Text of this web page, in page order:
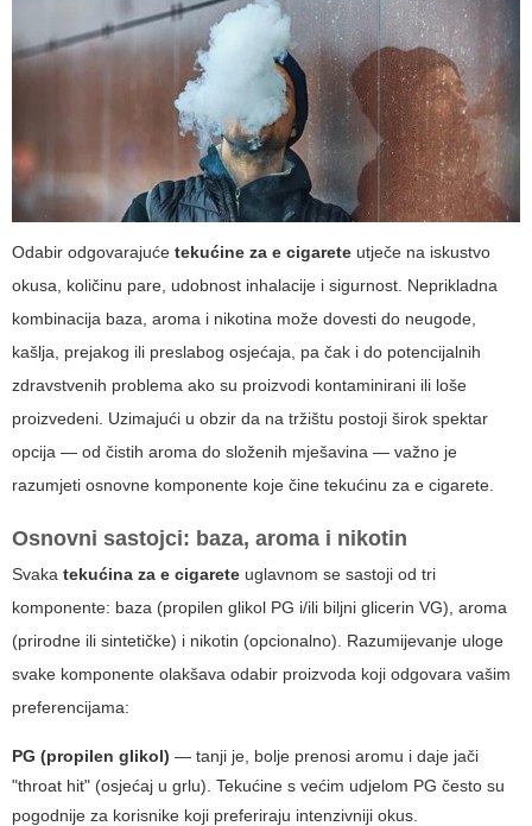
Odabir odgovarajuće tekućine za e cigarete utječe na iskustvo
okusa, količinu pare, udobnost inhalacije i sigurnost. Neprikladna
kombinacija baza, aroma i nikotina može dovesti do neugode,
kašlja, prejakog ili preslabog osjećaja, pa čak i do potencijalnih
zdravstvenih problema ako su proizvodi kontaminirani ili loše
proizvedeni. Uzimajući u obzir da na tržištu postoji širok spektar
opcija — od čistih aroma do složenih mješavina — važno je
razumjeti osnovne komponente koje čine tekućinu za e cigarete
Osnovni sastojci: baza, aroma i nikotin
Svaka tekućina za e cigarete uglavnom se sastoji od tri
komponente: baza (propilen glikol PG i/ili biljni glicerin VG), aroma
(prirodne ili sintetičke) i nikotin (opcionalno). Razumijevanje uloge
svake komponente olakšava odabir proizvoda koji odgovara vašim
preferencijama:
PG (propilen glikol) — tanji je, bolje prenosi aromu i daje jači
"throat hit" (osjećaj u grlu). Tekućine s većim udjelom PG često su
pogodnije za korisnike koji preferiraju intenzivniji okus.